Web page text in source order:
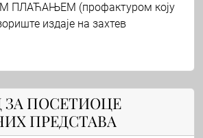
ПЛАЋАЊЕМ (профактуром коју
издаје на захтев
ЗА ПОСЕТИОЦЕ
ПРЕДСТАВА